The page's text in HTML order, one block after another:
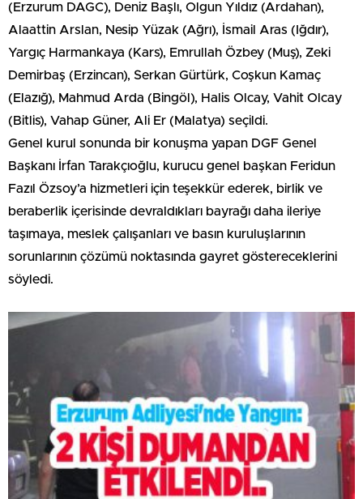
(Erzurum DAGC), Deniz Başlı, Olgun Yıldız (Ardahan),
Alaattin Arslan, Nesip Yüzak (Ağrı), İsmail Aras (Iğdır),
Yargıç Harmankaya (Kars), Emrullah Özbey (Muş), Zeki
Demirbaş (Erzincan), Serkan Gürtürk, Coşkun Kamaç
(Elazığ), Mahmud Arda (Bingöl), Halis Olcay, Vahit Olcay
(Bitlis), Vahap Güner, Ali Er (Malatya) seçildi.
Genel kurul sonunda bir konuşma yapan DGF Genel
Başkanı İrfan Tarakçıoğlu, kurucu genel başkan Feridun
Fazıl Özsoy’a hizmetleri için teşekkür ederek, birlik ve
beraberlik içerisinde devraldıkları bayrağı daha ileriye
taşımaya, meslek çalışanları ve basın kuruluşlarının
sorunlarının çözümü noktasında gayret göstereceklerini
söyledi.